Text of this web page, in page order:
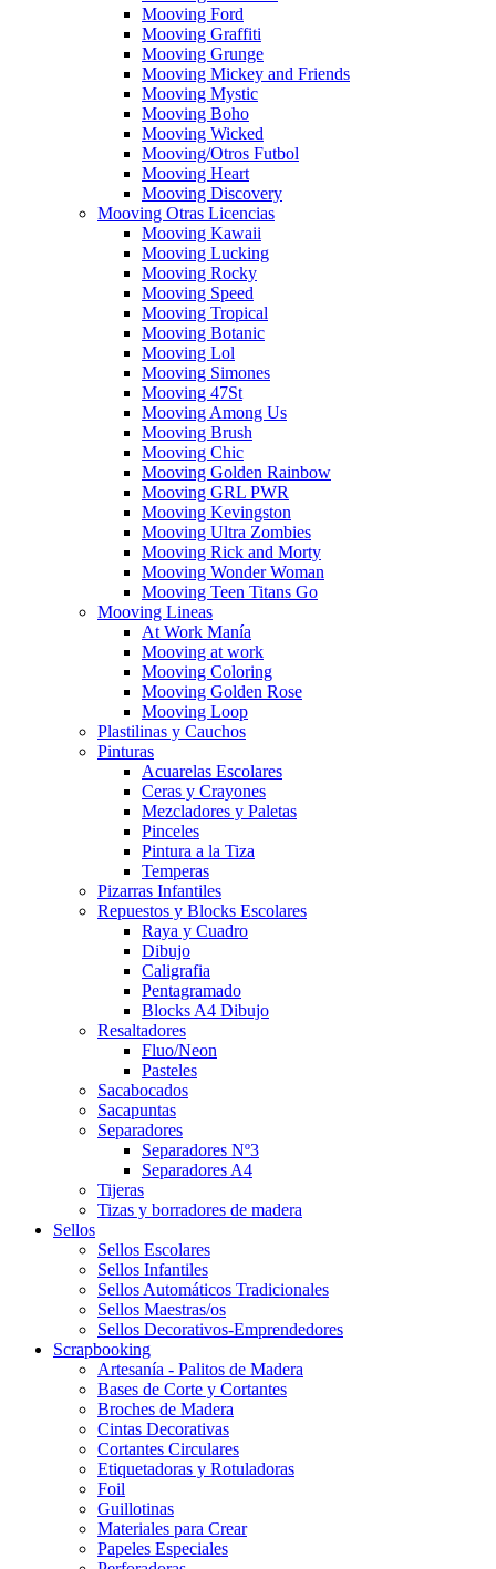
Mooving Ford
Mooving Graffiti
Mooving Grunge
Mooving Mickey and Friends
Mooving Mystic
Mooving Boho
Mooving Wicked
Mooving/Otros Futbol
Mooving Heart
Mooving Discovery
Mooving Otras Licencias
Mooving Kawaii
Mooving Lucking
Mooving Rocky
Mooving Speed
Mooving Tropical
Mooving Botanic
Mooving Lol
Mooving Simones
Mooving 47St
Mooving Among Us
Mooving Brush
Mooving Chic
Mooving Golden Rainbow
Mooving GRL PWR
Mooving Kevingston
Mooving Ultra Zombies
Mooving Rick and Morty
Mooving Wonder Woman
Mooving Teen Titans Go
Mooving Lineas
At Work Manía
Mooving at work
Mooving Coloring
Mooving Golden Rose
Mooving Loop
Plastilinas y Cauchos
Pinturas
Acuarelas Escolares
Ceras y Crayones
Mezcladores y Paletas
Pinceles
Pintura a la Tiza
Temperas
Pizarras Infantiles
Repuestos y Blocks Escolares
Raya y Cuadro
Dibujo
Caligrafia
Pentagramado
Blocks A4 Dibujo
Resaltadores
Fluo/Neon
Pasteles
Sacabocados
Sacapuntas
Separadores
Separadores Nº3
Separadores A4
Tijeras
Tizas y borradores de madera
Sellos
Sellos Escolares
Sellos Infantiles
Sellos Automáticos Tradicionales
Sellos Maestras/os
Sellos Decorativos-Emprendedores
Scrapbooking
Artesanía - Palitos de Madera
Bases de Corte y Cortantes
Broches de Madera
Cintas Decorativas
Cortantes Circulares
Etiquetadoras y Rotuladoras
Foil
Guillotinas
Materiales para Crear
Papeles Especiales